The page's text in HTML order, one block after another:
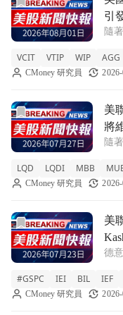
引
隨
利
-
VCIT VTIP WIP AGG
CMoney 研究員
前往美聯儲政策會議美
將
隨
保
LQD LQDI MBB
CMoney 研究員
前往美聯儲鷹派主導
美
德
加
#GSPC IEI BIL IEF
CMoney 研究員